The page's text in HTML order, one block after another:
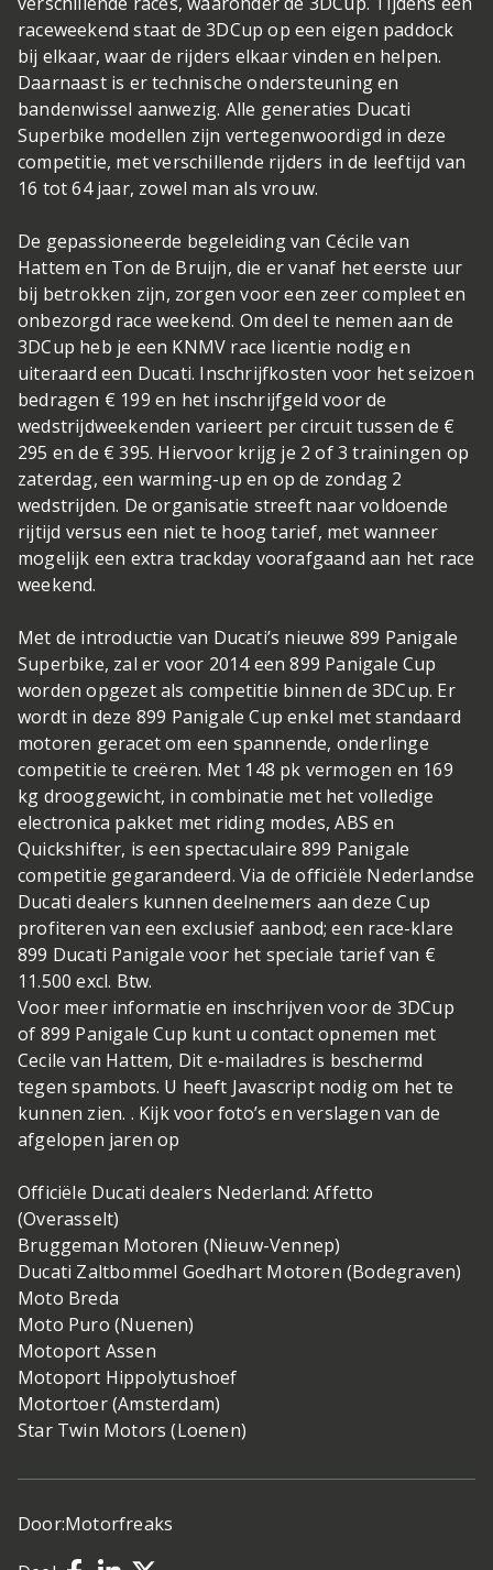
raceweekend staat de 3DCup op een eigen paddock
bij elkaar, waar de rijders elkaar vinden en helpen.
Daarnaast is er technische ondersteuning en
bandenwissel aanwezig. Alle generaties Ducati
Superbike modellen zijn vertegenwoordigd in deze
competitie, met verschillende rijders in de leeftijd van
16 tot 64 jaar, zowel man als vrouw.
De gepassioneerde begeleiding van Cécile van
Hattem en Ton de Bruijn, die er vanaf het eerste uur
bij betrokken zijn, zorgen voor een zeer compleet en
onbezorgd race weekend. Om deel te nemen aan de
3DCup heb je een KNMV race licentie nodig en
uiteraard een Ducati. Inschrijfkosten voor het seizoen
bedragen € 199 en het inschrijfgeld voor de
wedstrijdweekenden varieert per circuit tussen de €
295 en de € 395. Hiervoor krijg je 2 of 3 trainingen op
zaterdag, een warming-up en op de zondag 2
wedstrijden. De organisatie streeft naar voldoende
rijtijd versus een niet te hoog tarief, met wanneer
mogelijk een extra trackday voorafgaand aan het race
weekend.
Met de introductie van Ducati’s nieuwe 899 Panigale
Superbike, zal er voor 2014 een 899 Panigale Cup
worden opgezet als competitie binnen de 3DCup. Er
wordt in deze 899 Panigale Cup enkel met standaard
motoren geracet om een spannende, onderlinge
competitie te creëren. Met 148 pk vermogen en 169
kg drooggewicht, in combinatie met het volledige
electronica pakket met riding modes, ABS en
Quickshifter, is een spectaculaire 899 Panigale
competitie gegarandeerd. Via de officiële Nederlandse
Ducati dealers kunnen deelnemers aan deze Cup
profiteren van een exclusief aanbod; een race-klare
899 Ducati Panigale voor het speciale tarief van €
11.500 excl. Btw.
Voor meer informatie en inschrijven voor de 3DCup
of 899 Panigale Cup kunt u contact opnemen met
Cecile van Hattem, Dit e-mailadres is beschermd
tegen spambots. U heeft Javascript nodig om het te
kunnen zien. . Kijk voor foto’s en verslagen van de
afgelopen jaren op
Officiële Ducati dealers Nederland: Affetto
(Overasselt)
Bruggeman Motoren (Nieuw-Vennep)
Ducati Zaltbommel Goedhart Motoren (Bodegraven)
Moto Breda
Moto Puro (Nuenen)
Motoport Assen
Motoport Hippolytushoef
Motortoer (Amsterdam)
Star Twin Motors (Loenen)
Door:Motorfreaks